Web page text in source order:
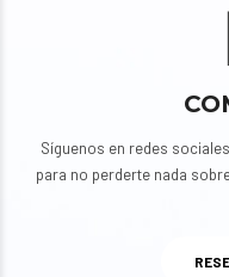
Síguenos en redes
para no perderte nada